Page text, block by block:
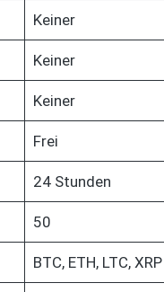
Keiner
Keiner
Keiner
Frei
24 Stunden
50
BTC, ETH, LTC, XRP